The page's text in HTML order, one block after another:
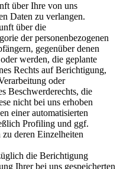
über Ihre von uns
Daten zu verlangen.
über die
der personenbezogenen
gegenüber denen
werden, die geplante
Rechts auf Berichtigung,
oder
Beschwerderechts, die
nicht bei uns erhoben
einer automatisierten
Profiling und ggf.
deren Einzelheiten
die Berichtigung
Ihrer bei uns gespeicherten